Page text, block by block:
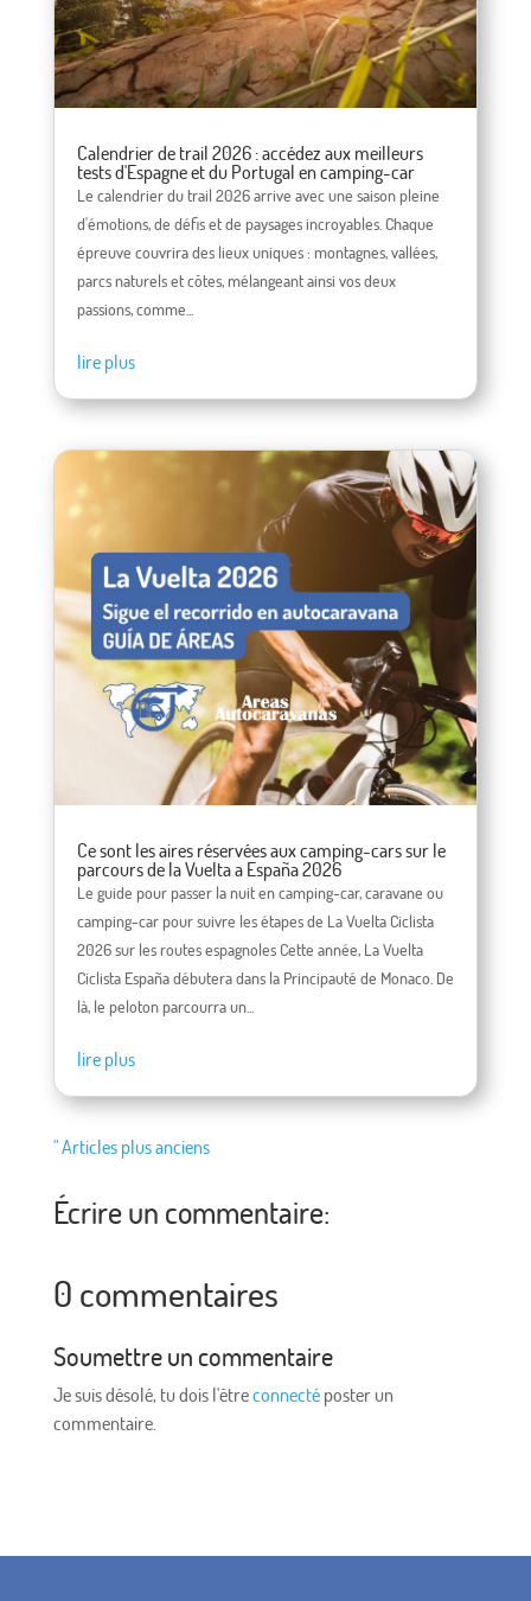
Calendrier de trail 2026 : accédez aux meilleurs
tests d'Espagne et du Portugal en camping-car
Le calendrier du trail 2026 arrive avec une saison pleine
d'émotions, de défis et de paysages incroyables. Chaque
épreuve couvrira des lieux uniques : montagnes, vallées,
parcs naturels et côtes, mélangeant ainsi vos deux
passions, comme...
lire plus
Ce sont les aires réservées aux camping-cars sur le
parcours de la Vuelta a España 2026
Le guide pour passer la nuit en camping-car, caravane ou
camping-car pour suivre les étapes de La Vuelta Ciclista
2026 sur les routes espagnoles Cette année, La Vuelta
Ciclista España débutera dans la Principauté de Monaco. De
là, le peloton parcourra un...
lire plus
" Articles plus anciens
Écrire un commentaire:
0 commentaires
Soumettre un commentaire
Je suis désolé, tu dois l'êtreconnectéposter un
commentaire.